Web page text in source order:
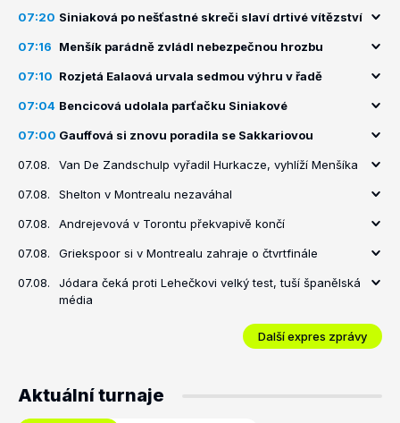
07:20 Siniaková po nešťastné skreči slaví drtivé vítězství
07:16 Menšík parádně zvládl nebezpečnou hrozbu
07:10 Rozjetá Ealaová urvala sedmou výhru v řadě
07:04 Bencicová udolala parťačku Siniakové
07:00 Gauffová si znovu poradila se Sakkariovou
07.08. Van De Zandschulp vyřadil Hurkacze, vyhlíží Menšíka
07.08. Shelton v Montrealu nezaváhal
07.08. Andrejevová v Torontu překvapivě končí
07.08. Griekspoor si v Montrealu zahraje o čtvrtfinále
07.08.
Jódara čeká proti Lehečkovi velký test, tuší španělská
média
Další expres zprávy
Aktuální turnaje